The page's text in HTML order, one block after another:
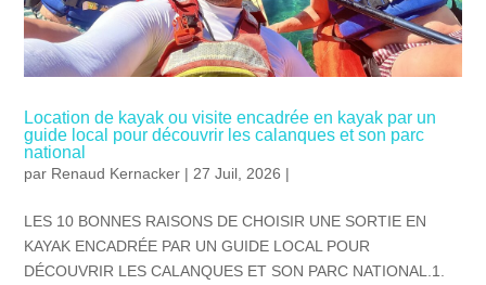
Location de kayak ou visite encadrée en kayak par un
guide local pour découvrir les calanques et son parc
national
par Renaud Kernacker | 27 Juil, 2026 |
LES 10 BONNES RAISONS DE CHOISIR UNE SORTIE EN
KAYAK ENCADRÉE PAR UN GUIDE LOCAL POUR
DÉCOUVRIR LES CALANQUES ET SON PARC NATIONAL.1.